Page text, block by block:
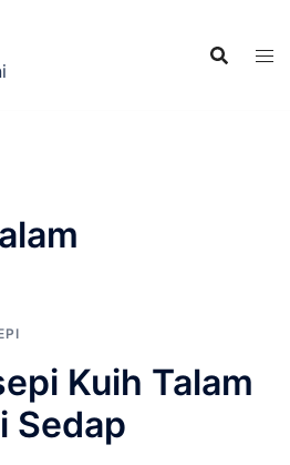
Kuih Talam
Sedap